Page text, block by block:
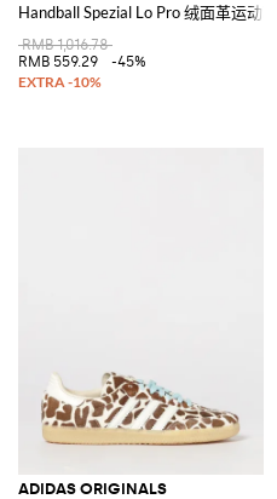
Handball Spezial Lo Pro 绒面革运动鞋
RMB 1,016.78
RMB 559.29
-45%
ADIDAS ORIGINALS